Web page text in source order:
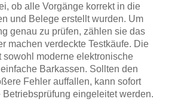
ob alle Vorgänge korrekt in die
und Belege erstellt wurden. Um
genau zu prüfen, zählen sie das
machen verdeckte Testkäufe. Die
sowohl moderne elektronische
Barkassen. Sollten den
Fehler auffallen, kann sofort
eingeleitet werden.